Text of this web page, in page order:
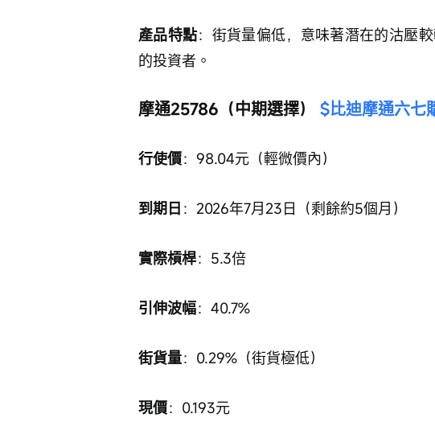
產品特點：街貨量偏低，意味著潛在的沽壓
的投資者。
摩通25786（中期選擇） $比迪摩通六七
行使價：98.04元（輕微價內）
到期日 ：2026年7月23日（剩餘約5個月）
實際槓桿：5.3倍
引伸波幅：40.7%
街貨量：0.29%（街貨極低）
現價：0.193元